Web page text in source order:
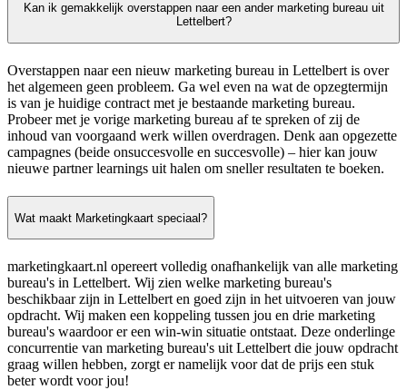
Kan ik gemakkelijk overstappen naar een ander marketing bureau uit
Lettelbert?
Overstappen naar een nieuw marketing bureau in Lettelbert is over
het algemeen geen probleem. Ga wel even na wat de opzegtermijn
is van je huidige contract met je bestaande marketing bureau.
Probeer met je vorige marketing bureau af te spreken of zij de
inhoud van voorgaand werk willen overdragen. Denk aan opgezette
campagnes (beide onsuccesvolle en succesvolle) – hier kan jouw
nieuwe partner learnings uit halen om sneller resultaten te boeken.
Wat maakt Marketingkaart speciaal?
marketingkaart.nl opereert volledig onafhankelijk van alle marketing
bureau's in Lettelbert. Wij zien welke marketing bureau's
beschikbaar zijn in Lettelbert en goed zijn in het uitvoeren van jouw
opdracht. Wij maken een koppeling tussen jou en drie marketing
bureau's waardoor er een win-win situatie ontstaat. Deze onderlinge
concurrentie van marketing bureau's uit Lettelbert die jouw opdracht
graag willen hebben, zorgt er namelijk voor dat de prijs een stuk
beter wordt voor jou!